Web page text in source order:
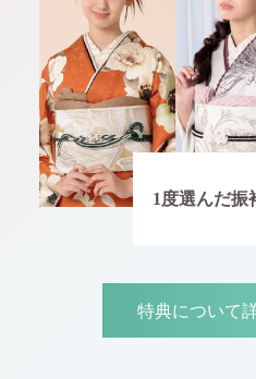
1度選んだ振
特典について